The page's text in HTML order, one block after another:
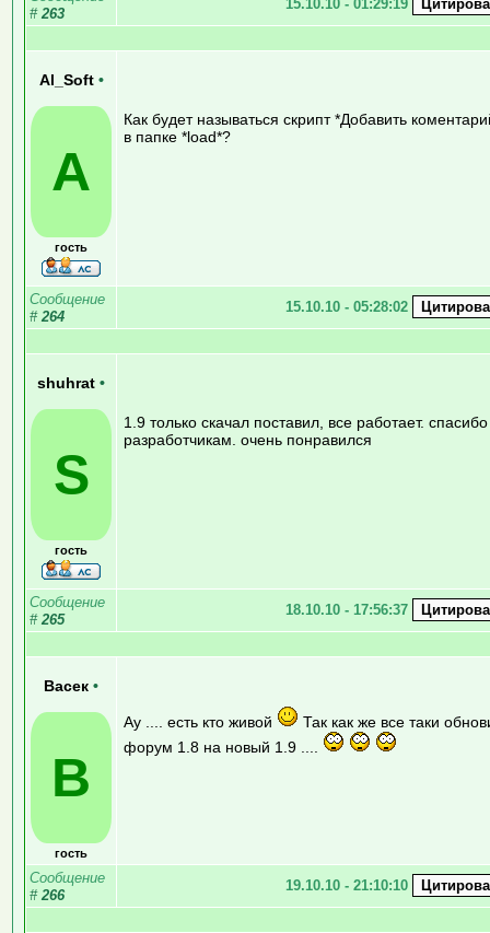
# 263
15.10.10 - 01:29:19
Al_Soft •
A
гость
Как будет называться скрипт *Добавить
в папке *load*?
Сообщение
# 264
15.10.10 - 05:28:02
shuhrat •
S
гость
1.9 только скачал поставил, все работает. спасибо
разработчикам. очень понравился
Сообщение
# 265
18.10.10 - 17:56:37
Васек •
В
гость
Ау .... есть кто живой
Так как же все таки
форум 1.8 на новый 1.9 ....
Сообщение
# 266
19.10.10 - 21:10:10